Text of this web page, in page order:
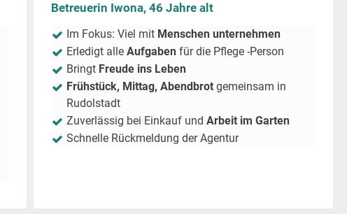
Betreuerin Iwona, 46 Jahre alt
Im Fokus: Viel mit Menschen unternehmen
Erledigt alle Aufgaben für die Pflege -Person
Bringt Freude ins Leben
Frühstück, Mittag, Abendbrot gemeinsam in
Rudolstadt
Zuverlässig bei Einkauf und Arbeit im Garten
Schnelle Rückmeldung der Agentur